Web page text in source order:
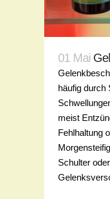
01 Mai
häufig durch
meist
Fehlhaltung
Schulter